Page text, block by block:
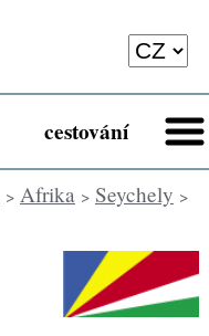
cestování
> Afrika> Seychely >